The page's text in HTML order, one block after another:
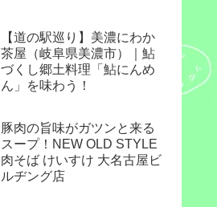
【道の駅巡り】美濃にわか
茶屋（岐阜県美濃市）｜鮎
づくし郷土料理「鮎にんめ
ん」を味わう！
豚肉の旨味がガツンと来る
スープ！NEW OLD STYLE
肉そば けいすけ 大名古屋ビ
ルヂング店